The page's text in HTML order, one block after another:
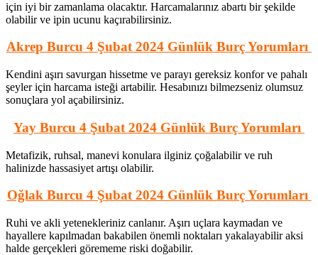
için iyi bir zamanlama olacaktır. Harcamalarınız abartı bir şekilde
olabilir ve ipin ucunu kaçırabilirsiniz.
Akrep Burcu 4 Şubat 2024 Günlük Burç Yorumları
Kendini aşırı savurgan hissetme ve parayı gereksiz konfor ve pahalı
şeyler için harcama isteği artabilir. Hesabınızı bilmezseniz olumsuz
sonuçlara yol açabilirsiniz.
Yay Burcu 4 Şubat 2024 Günlük Burç Yorumları
Metafizik, ruhsal, manevi konulara ilginiz çoğalabilir ve ruh
halinizde hassasiyet artışı olabilir.
Oğlak Burcu 4 Şubat 2024 Günlük Burç Yorumları
Ruhi ve akli yetenekleriniz canlanır. Aşırı uçlara kaymadan ve
hayallere kapılmadan bakabilen önemli noktaları yakalayabilir aksi
halde gerçekleri görememe riski doğabilir.